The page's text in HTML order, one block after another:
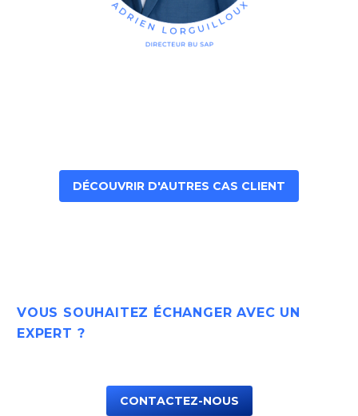
DÉCOUVRIR D'AUTRES CAS CLIENT
VOUS SOUHAITEZ ÉCHANGER AVEC UN
EXPERT ?
CONTACTEZ-NOUS